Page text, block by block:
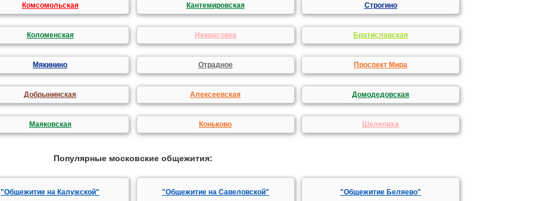
Комсомольская Кантемировская Строгино
Коломенская Некрасовка Братиславская
Мякинино Отрадное Проспект Мира
Добрынинская Алексеевская Домодедовская
Маяковская Коньково Шелепиха
Популярные московские общежития:
"Общежитие на Калужской" "Общежитие на Савеловской" "Общежитие Беляево"